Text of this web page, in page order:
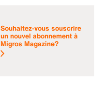
Souhaitez-vous souscrire
un nouvel abonnement à
Migros Magazine?